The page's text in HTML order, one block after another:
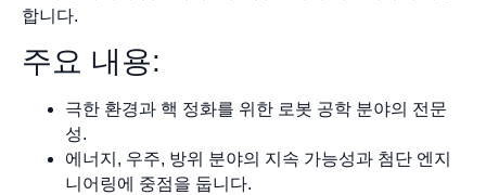
합니다.
주요 내용:
극한 환경과 핵 정화를 위한 로봇 공학 분야의 전문
성.
에너지, 우주, 방위 분야의 지속 가능성과 첨단 엔지
니어링에 중점을 둡니다.